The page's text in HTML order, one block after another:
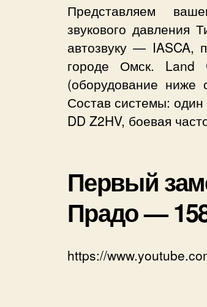
Представляем
звукового давления
автозвуку — IASCA,
городе Омск.
(оборудование ниже
Состав системы:
DD Z2HV, боевая
Первый
Прадо —
https://